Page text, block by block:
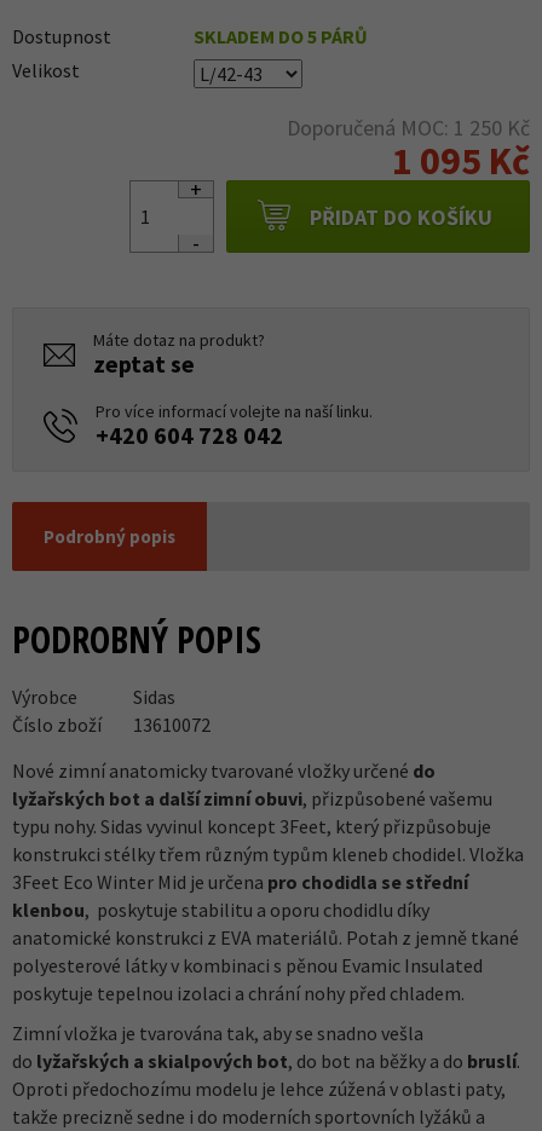
Dostupnost
SKLADEM DO 5 PÁRŮ
Velikost
Doporučená MOC: 1 250 Kč
1 095 Kč
PŘIDAT DO KOŠÍKU
Máte dotaz na produkt?
zeptat se
Pro více informací volejte na naší linku.
+420 604 728 042
Podrobný popis
PODROBNÝ POPIS
Výrobce
Sidas
Číslo zboží
13610072
Nové zimní anatomicky tvarované vložky určené do
lyžařských bot a další zimní obuvi, přizpůsobené vašemu
typu nohy. Sidas vyvinul koncept 3Feet, který přizpůsobuje
konstrukci stélky třem různým typům kleneb chodidel. Vložka
3Feet Eco Winter Mid je určena pro chodidla se střední
klenbou, poskytuje stabilitu a oporu chodidlu díky
anatomické konstrukci z EVA materiálů. Potah z jemně tkané
polyesterové látky v kombinaci s pěnou Evamic Insulated
poskytuje tepelnou izolaci a chrání nohy před chladem.
Zimní vložka je tvarována tak, aby se snadno vešla
do lyžařských a skialpových bot, do bot na běžky a do bruslí.
Oproti předochozímu modelu je lehce zúžená v oblasti paty,
takže precizně sedne i do moderních sportovních lyžáků a